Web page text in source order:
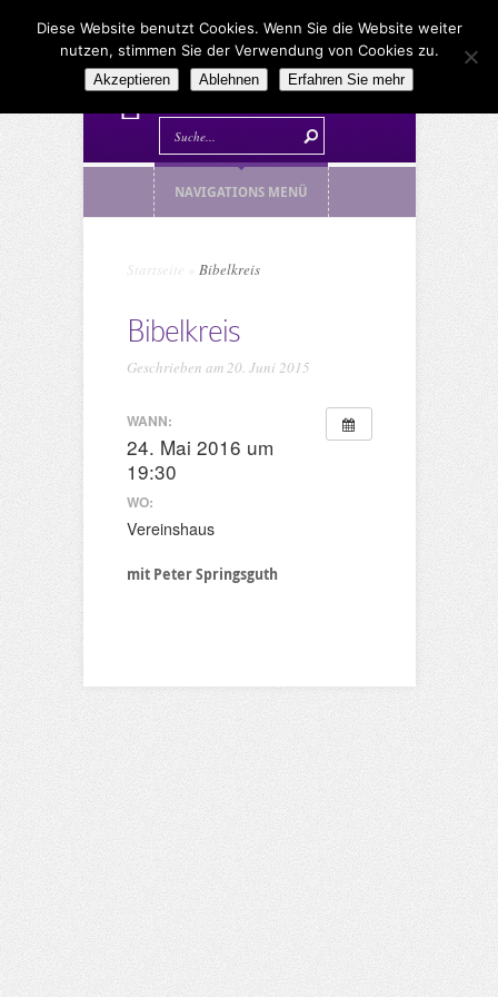
NAVIGATIONS MENÜ
Startseite Bibelkreis
Bibelkreis
Geschrieben am 20. Juni 2015
WANN:
24. Mai 2016 um
19:30
WO:
Vereinshaus
mit Peter Springsguth
Diese Website benutzt Cookies. Wenn Sie die Website weiter
nutzen, stimmen Sie der Verwendung von Cookies zu.
Akzeptieren Ablehnen Erfahren Sie mehr